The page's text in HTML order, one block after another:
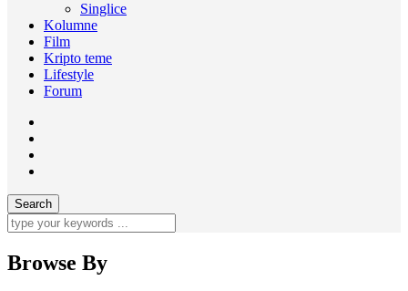
Singlice
Kolumne
Film
Kripto teme
Lifestyle
Forum
Browse By